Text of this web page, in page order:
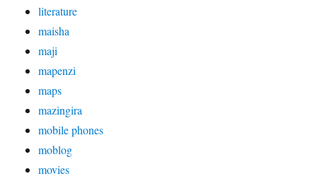
literature
maisha
maji
mapenzi
maps
mazingira
mobile phones
moblog
movies